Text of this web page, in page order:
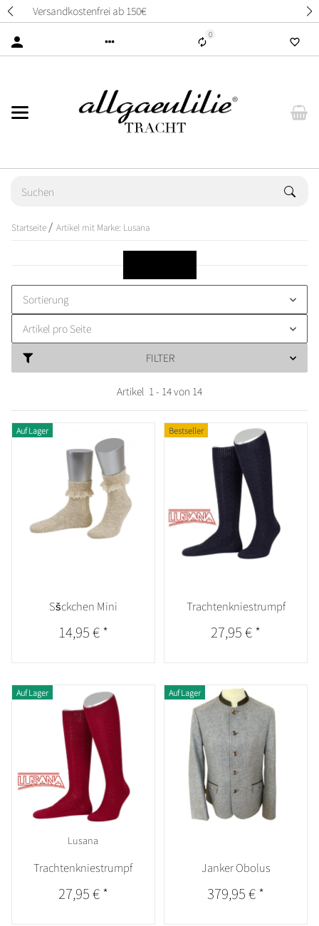
14 Tage unkompliziertes Rückgaberecht
0
Startseite Artikel mit Marke: Lusana
FILTER
Sortierung
Artikel pro Seite
Artikel 1- 14von 14
Auf Lager
Sšckchen Mini
14,95 €*
Bestseller
Trachtenkniestrumpf
27,95 €*
Auf Lager
Lusana
Trachtenkniestrumpf
27,95 €*
Auf Lager
Janker Obolus
379,95 €*